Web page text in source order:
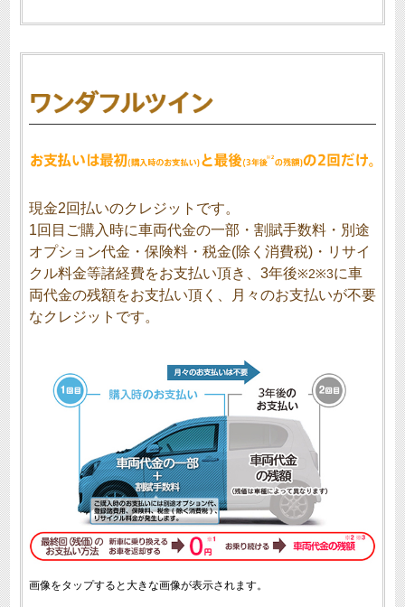
現金2回払いのクレジットです。
1回目ご購入時に車両代金の一部・割賦手数料・別途
オプション代金・保険料・税金(除く消費税)・リサイ
クル料金等諸経費をお支払い頂き、3年後※2※3に車
両代金の残額をお支払い頂く、月々のお支払いが不要
なクレジットです。
画像をタップすると大きな画像が表示されます。